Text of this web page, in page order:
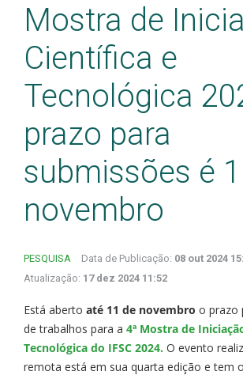
Mostra de
Científica e
Tecnológica
prazo para
submissões é
novembro
PESQUISA Data de Publicação: 08 out 2024
Atualização: 17 dez 2024 11:52
Está aberto até 11 de novembro o prazo
de trabalhos para a 4ª Mostra de
Tecnológica do IFSC 2024. O evento
remota está em sua quarta edição e tem